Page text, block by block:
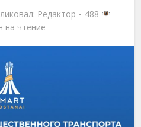
Редактор
488
на чтение